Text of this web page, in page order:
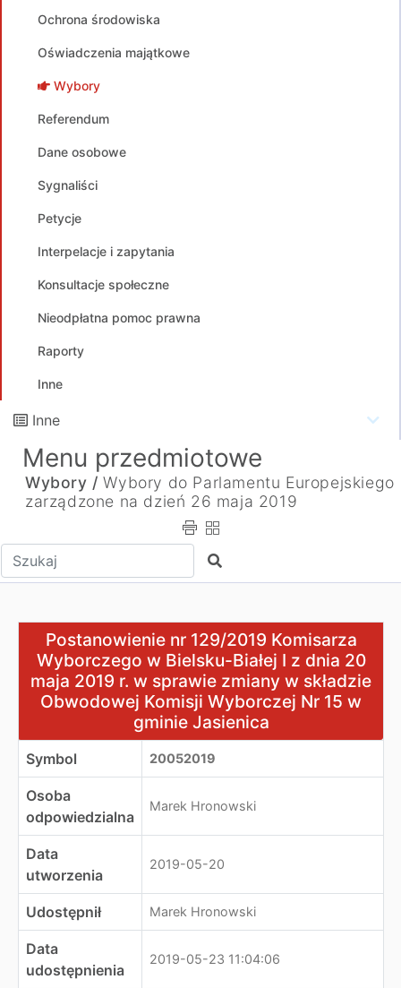
Ochrona środowiska
Oświadczenia majątkowe
Wybory
Referendum
Dane osobowe
Sygnaliści
Petycje
Interpelacje i zapytania
Konsultacje społeczne
Nieodpłatna pomoc prawna
Raporty
Inne
Inne
Menu przedmiotowe
Wybory / Wybory do Parlamentu Europejskiego
zarządzone na dzień 26 maja 2019
Wpisz tekst do wyszukania Szukaj
Postanowienie nr 129/2019 Komisarza Wyborczego w
Postanowienie nr 129/2019 Komisarza
Wyborczego w Bielsku-Białej I z dnia 20
maja 2019 r. w sprawie zmiany w składzie
Obwodowej Komisji Wyborczej Nr 15 w
gminie Jasienica
Symbol 20052019
Osoba
odpowiedzialna
Marek Hronowski
Data
utworzenia
2019-05-20
Udostępnił Marek Hronowski
Data
udostępnienia
2019-05-23 11:04:06